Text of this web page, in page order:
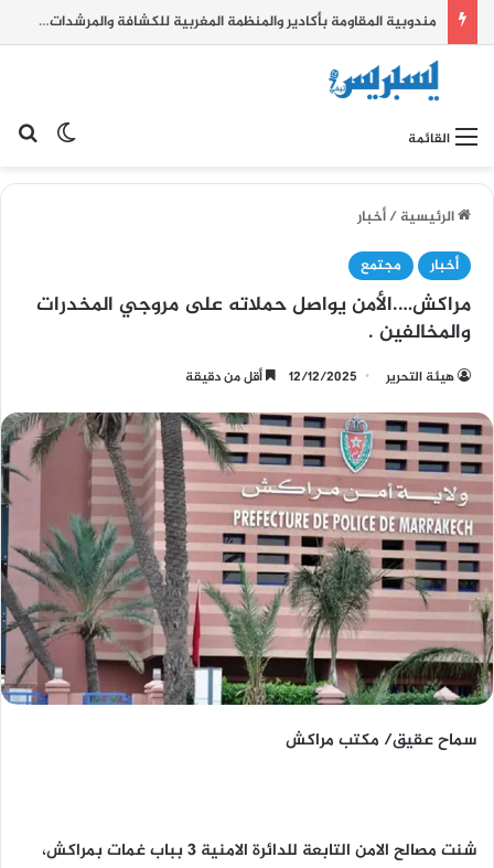
مندوبية المقاومة بأكادير والمنظمة المغربية للكشافة والمرشدات تحتفيان بعيد العرش المجيد بأنشطة تربوية لترسيخ قيم الوطنية
القائمة
الرئيسية/أخبار
أخبار
مجتمع
مراكش….الأمن يواصل حملاته على مروجي المخدرات
والمخالفين .
هيئة التحرير 12/12/2025 أقل من دقيقة
سماح عقيق/ مكتب مراكش
شنت مصالح الامن التابعة للدائرة الامنية 3 بباب غمات بمراكش،